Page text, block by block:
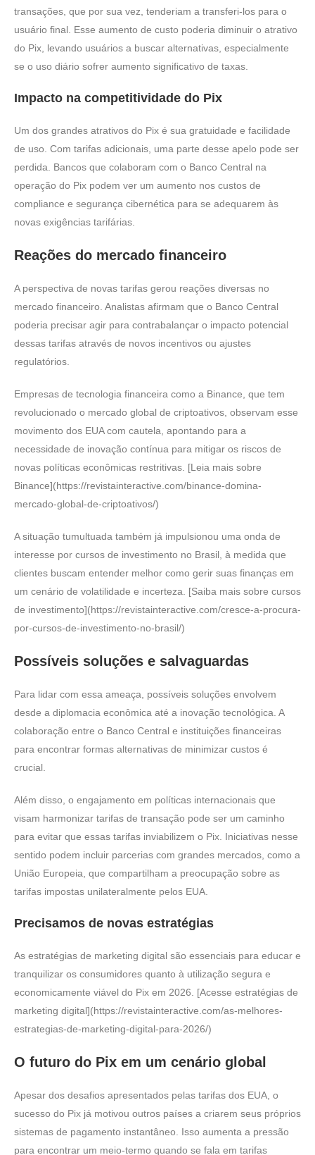
transações, que por sua vez, tenderiam a transferi-los para o
usuário final. Esse aumento de custo poderia diminuir o atrativo
do Pix, levando usuários a buscar alternativas, especialmente
se o uso diário sofrer aumento significativo de taxas.
Impacto na competitividade do Pix
Um dos grandes atrativos do Pix é sua gratuidade e facilidade
de uso. Com tarifas adicionais, uma parte desse apelo pode ser
perdida. Bancos que colaboram com o Banco Central na
operação do Pix podem ver um aumento nos custos de
compliance e segurança cibernética para se adequarem às
novas exigências tarifárias.
Reações do mercado financeiro
A perspectiva de novas tarifas gerou reações diversas no
mercado financeiro. Analistas afirmam que o Banco Central
poderia precisar agir para contrabalançar o impacto potencial
dessas tarifas através de novos incentivos ou ajustes
regulatórios.
Empresas de tecnologia financeira como a Binance, que tem
revolucionado o mercado global de criptoativos, observam esse
movimento dos EUA com cautela, apontando para a
necessidade de inovação contínua para mitigar os riscos de
novas políticas econômicas restritivas. [Leia mais sobre
Binance](https://revistainteractive.com/binance-domina-
mercado-global-de-criptoativos/)
A situação tumultuada também já impulsionou uma onda de
interesse por cursos de investimento no Brasil, à medida que
clientes buscam entender melhor como gerir suas finanças em
um cenário de volatilidade e incerteza. [Saiba mais sobre cursos
de investimento](https://revistainteractive.com/cresce-a-procura-
por-cursos-de-investimento-no-brasil/)
Possíveis soluções e salvaguardas
Para lidar com essa ameaça, possíveis soluções envolvem
desde a diplomacia econômica até a inovação tecnológica. A
colaboração entre o Banco Central e instituições financeiras
para encontrar formas alternativas de minimizar custos é
crucial.
Além disso, o engajamento em políticas internacionais que
visam harmonizar tarifas de transação pode ser um caminho
para evitar que essas tarifas inviabilizem o Pix. Iniciativas nesse
sentido podem incluir parcerias com grandes mercados, como a
União Europeia, que compartilham a preocupação sobre as
tarifas impostas unilateralmente pelos EUA.
Precisamos de novas estratégias
As estratégias de marketing digital são essenciais para educar e
tranquilizar os consumidores quanto à utilização segura e
economicamente viável do Pix em 2026. [Acesse estratégias de
marketing digital](https://revistainteractive.com/as-melhores-
estrategias-de-marketing-digital-para-2026/)
O futuro do Pix em um cenário global
Apesar dos desafios apresentados pelas tarifas dos EUA, o
sucesso do Pix já motivou outros países a criarem seus próprios
sistemas de pagamento instantâneo. Isso aumenta a pressão
para encontrar um meio-termo quando se fala em tarifas